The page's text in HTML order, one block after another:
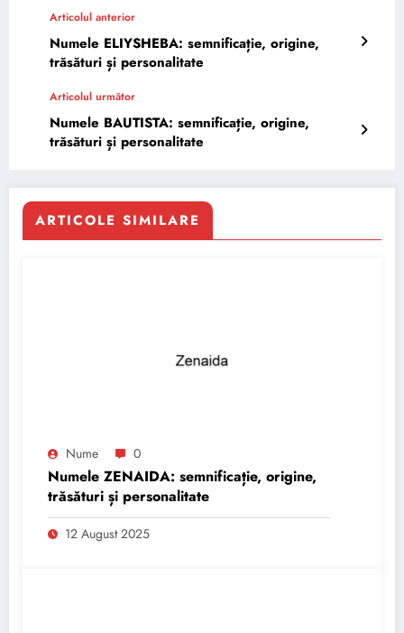
Articolul anterior
Numele ELIYSHEBA: semnificație, origine,
trăsături și personalitate
Articolul următor
Numele BAUTISTA: semnificație, origine,
trăsături și personalitate
ARTICOLE SIMILARE
Nume 0
Numele ZENAIDA: semnificație, origine,
trăsături și personalitate
12 August 2025